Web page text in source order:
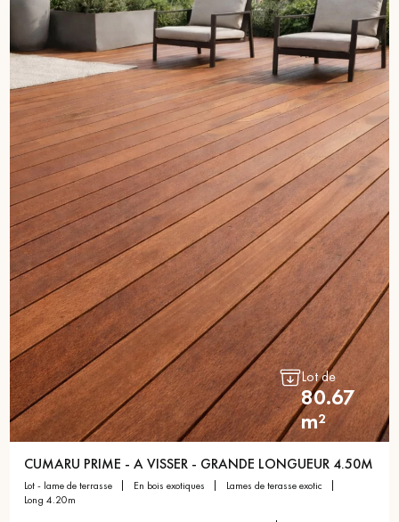
Lot de
80.67
m²
CUMARU PRIME - A VISSER - GRANDE LONGUEUR 4.50M
lot - lame de terrasse en bois exotiques
lames de terasse exotic
long 4.20m